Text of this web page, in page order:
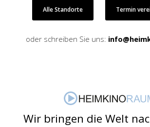
Alle Standorte Termin
oder schreiben Sie uns:
Wir bringen die Welt